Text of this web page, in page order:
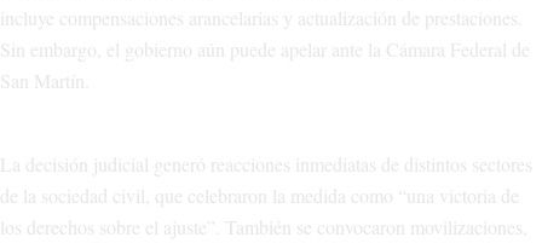
incluye compensaciones arancelarias y actualización de prestaciones.
Sin embargo, el gobierno aún puede apelar ante la Cámara Federal de
San Martín.
La decisión judicial generó reacciones inmediatas de distintos sectores
de la sociedad civil, que celebraron la medida como “una victoria de
los derechos sobre el ajuste”. También se convocaron movilizaciones,